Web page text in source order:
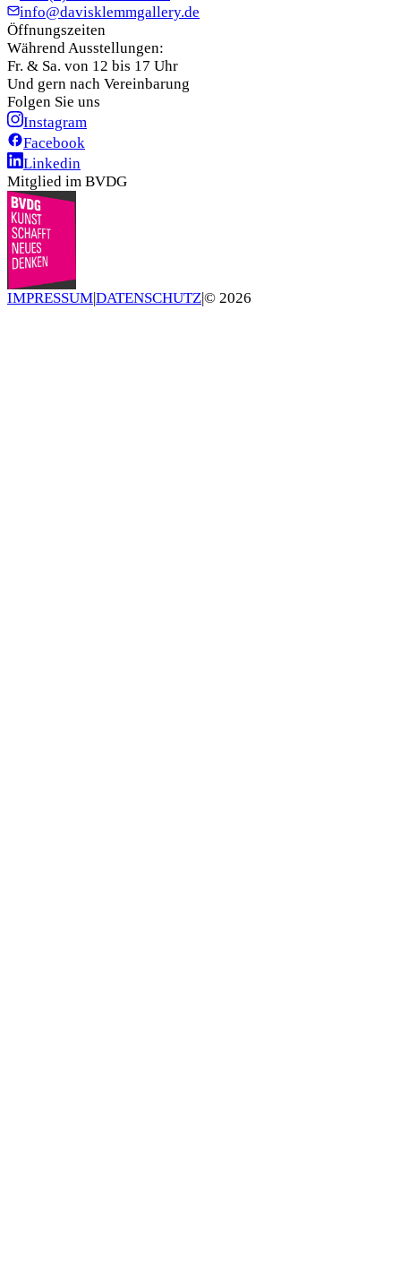
info@davisklemmgallery.de
Öffnungszeiten
Während Ausstellungen:
Fr. & Sa. von 12 bis 17 Uhr
Und gern nach Vereinbarung
Folgen Sie uns
Instagram
Facebook
Linkedin
Mitglied im BVDG
IMPRESSUM|DATENSCHUTZ|© 2026